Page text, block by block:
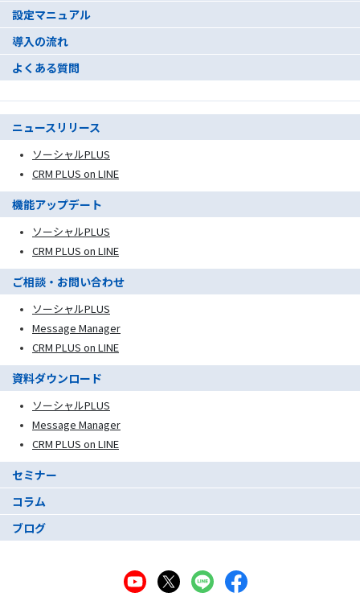
設定マニュアル
導入の流れ
よくある質問
ニュースリリース
ソーシャルPLUS
CRM PLUS on LINE
機能アップデート
ソーシャルPLUS
CRM PLUS on LINE
ご相談・お問い合わせ
ソーシャルPLUS
Message Manager
CRM PLUS on LINE
資料ダウンロード
ソーシャルPLUS
Message Manager
CRM PLUS on LINE
セミナー
コラム
ブログ